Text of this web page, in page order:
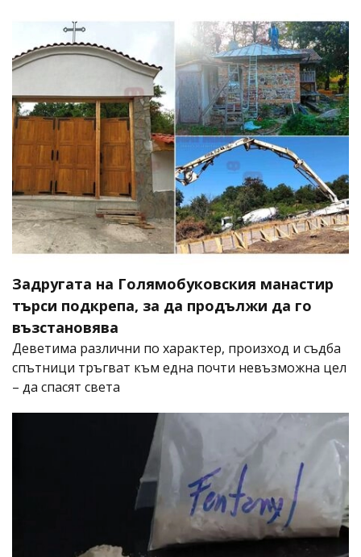
Задругата на Голямобуковския манастир
търси подкрепа, за да продължи да го
възстановява
Деветима различни по характер, произход и съдба
спътници тръгват към една почти невъзможна цел
– да спасят света